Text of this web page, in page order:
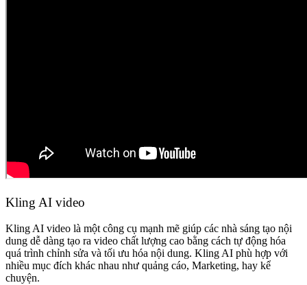
Kling AI video
Kling AI video là một công cụ mạnh mẽ giúp các nhà sáng tạo nội
dung dễ dàng tạo ra video chất lượng cao bằng cách tự động hóa
quá trình chỉnh sửa và tối ưu hóa nội dung. Kling AI phù hợp với
nhiều mục đích khác nhau như quảng cáo, Marketing, hay kể
chuyện.